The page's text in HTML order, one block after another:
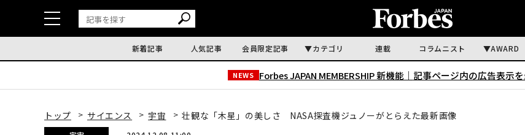
新着記事 人気記事 会員限定記事 カテゴリ 連載 コラムニスト AWARD
NEWS Forbes JAPAN MEMBERSHIP 新機能｜ 記事ページ内の広告表示
トップ サイエンス 宇宙 壮観な「木星」の美しさ NASA探査機ジュノーがとらえた最新画像